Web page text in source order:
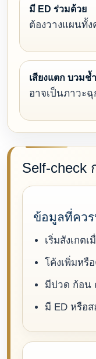
มี ED ร่วมด้วย
ต้องวางแผนทั้
เสียงแตก บวม
อาจเป็นภาวะฉุ
Self-check
ข้อมูลที่คว
เริ่มสังเกตเ
โค้งเพิ่มหรื
มีปวด ก้อน
มี ED หรือ